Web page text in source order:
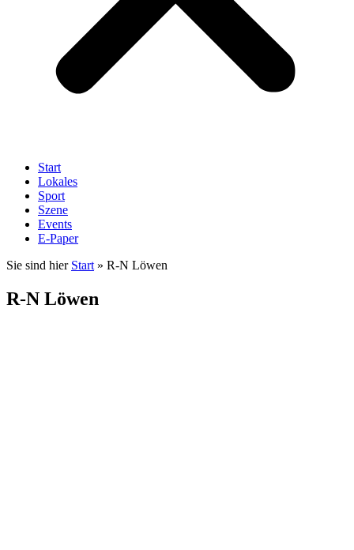
Start
Lokales
Sport
Szene
Events
E-Paper
Sie sind hier Start » R-N Löwen
R-N Löwen